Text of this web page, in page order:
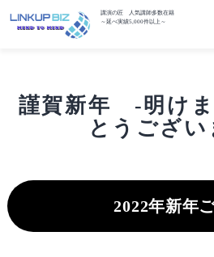
講演の匠 人気講師多数在籍
～延べ実績5,000件以上～
謹賀新年 -明け
とうござい
2022年新年